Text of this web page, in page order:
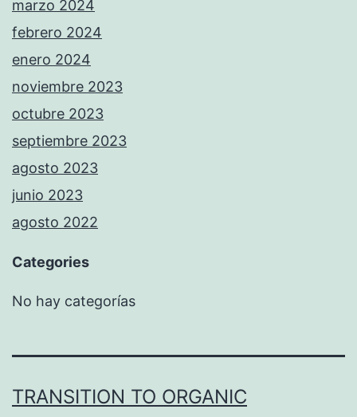
marzo 2024
febrero 2024
enero 2024
noviembre 2023
octubre 2023
septiembre 2023
agosto 2023
junio 2023
agosto 2022
Categories
No hay categorías
TRANSITION TO ORGANIC